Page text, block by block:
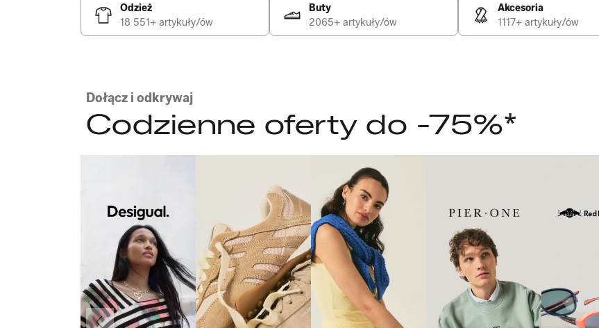
Odzież
18 551+ artykuły/ów
Buty
2065+ artykuły/ów
Akcesoria
1117+ artykuły/ów
Dołącz i odkrywaj
Codzienne oferty do -75%*
Poprzedni